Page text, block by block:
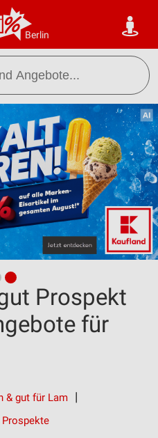
Berlin
Prospekt
für
& gut für Lam